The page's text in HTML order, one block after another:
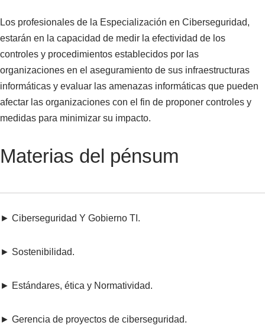
Los profesionales de la Especialización en Ciberseguridad,
estarán en la capacidad de medir la efectividad de los
controles y procedimientos establecidos por las
organizaciones en el aseguramiento de sus infraestructuras
informáticas y evaluar las amenazas informáticas que pueden
afectar las organizaciones con el fin de proponer controles y
medidas para minimizar su impacto.
Materias del pénsum
► Ciberseguridad Y Gobierno TI.
► Sostenibilidad.
► Estándares, ética y Normatividad.
► Gerencia de proyectos de ciberseguridad.